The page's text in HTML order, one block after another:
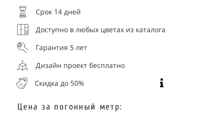
Срок 14 дней
Доступно в любых цветах из каталога
Гарантия 5 лет
Дизайн проект бесплатно
Скидка до 50%
Цена за погонный метр: